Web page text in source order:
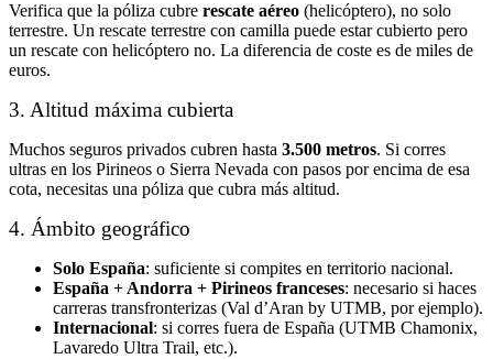
Verifica que la póliza cubre rescate aéreo (helicóptero), no solo
terrestre. Un rescate terrestre con camilla puede estar cubierto pero
un rescate con helicóptero no. La diferencia de coste es de miles de
euros.
3. Altitud máxima cubierta
Muchos seguros privados cubren hasta 3.500 metros. Si corres
ultras en los Pirineos o Sierra Nevada con pasos por encima de esa
cota, necesitas una póliza que cubra más altitud.
4. Ámbito geográfico
Solo España: suficiente si compites en territorio nacional.
España + Andorra + Pirineos franceses: necesario si haces
carreras transfronterizas (Val d’Aran by UTMB, por ejemplo).
Internacional: si corres fuera de España (UTMB Chamonix,
Lavaredo Ultra Trail, etc.).